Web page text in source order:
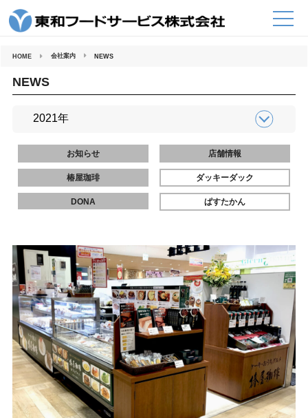
HOME 会社案内 NEWS
NEWS
お知らせ 店舗情報
椿屋珈琲 ダッキーダック
DONA ぱすたかん